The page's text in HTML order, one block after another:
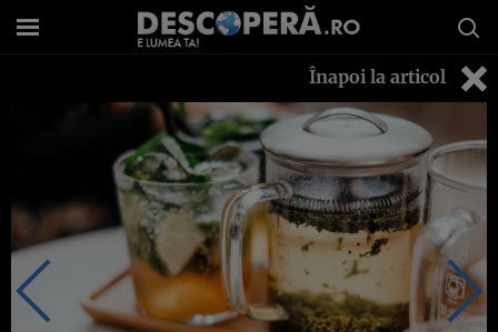
Înapoi la articol